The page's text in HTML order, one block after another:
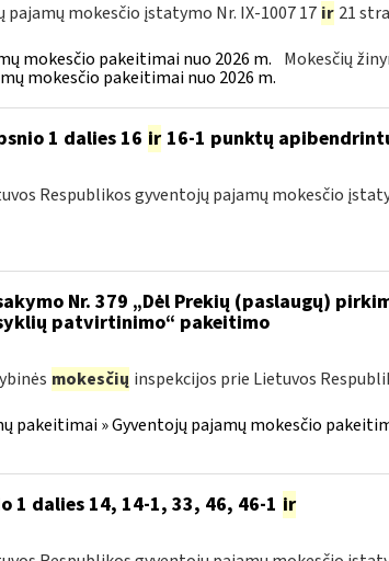
mokesčio įstatymo Nr. IX-1007 17 ir 21
mokesčio pakeitimai nuo 2026 m. Mokesčių
mokesčio pakeitimai nuo 2026 m.
1 dalies 16 ir16-1 punktų
Respublikos gyventojų pajamų mokesčio
Nr. 379 „Dėl Prekių (paslaugų)
patvirtinimo“ pakeitimo
mokesčių inspekcijos prie Lietuvos
pakeitimai » Gyventojų pajamų mokesčio
1 dalies 14, 14-1, 33, 46, 46-1 ir